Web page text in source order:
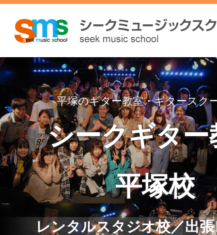
平塚のギター教室・ギタースク
シークギター
平塚校
レンタルスタジオ校／出